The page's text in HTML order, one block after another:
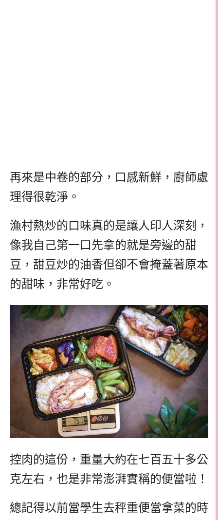
再來是中卷的部分，口感新鮮，廚師處
理得很乾淨。
漁村熱炒的口味真的是讓人印人深刻，
像我自己第一口先拿的就是旁邊的甜
豆，甜豆炒的油香但卻不會掩蓋著原本
的甜味，非常好吃。
控肉的這份，重量大約在七百五十多公
克左右，也是非常澎湃實稱的便當啦！
總記得以前當學生去秤重便當拿菜的時